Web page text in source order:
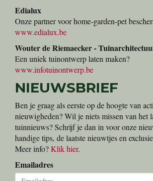
Edialux
Onze partner voor home-garden-pet
www.edialux.be
Wouter de Riemaecker -
Een uniek tuinontwerp laten maken?
www.infotuinontwerp.be
NIEUWSBRIEF
Ben je graag als eerste op de hoogte van
nieuwigheden? Wil je niets missen van het
tuinnieuws? Schrijf je dan in voor onze
handige tips, de laatste nieuwtjes en
Meer info?Klik hier.
Emailadres